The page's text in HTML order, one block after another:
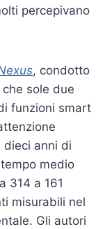
percepivano
, condotto
sole due
funzioni smart
dieci anni di
medio
314 a 161
misurabili nel
Gli autori